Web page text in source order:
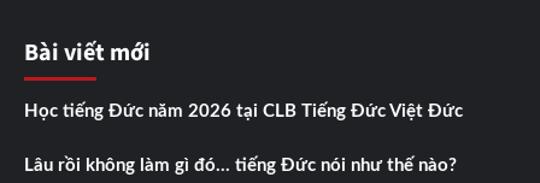
Bài viết mới
Học tiếng Đức năm 2026 tại CLB Tiếng Đức Việt Đức
Lâu rồi không làm gì đó… tiếng Đức nói như thế nào?